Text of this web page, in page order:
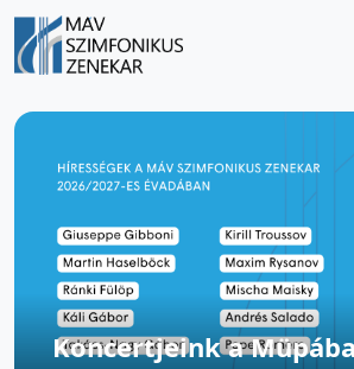
Koncertjeink a